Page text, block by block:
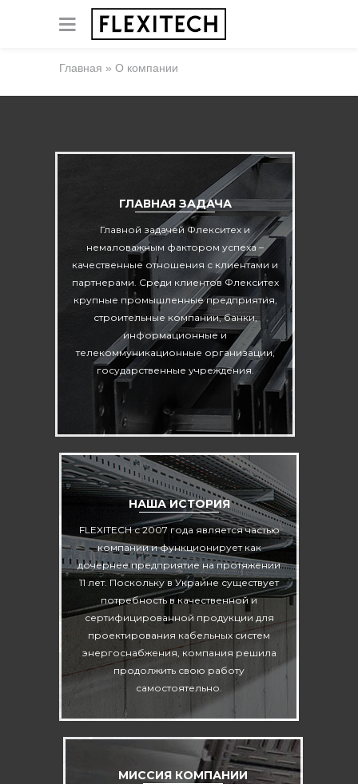
Главная » О компании
ГЛАВНАЯ ЗАДАЧА
Главной задачей Флекситех и
немаловажным фактором успеха –
качественные отношения с клиентами и
партнерами. Среди клиентов Флекситех
крупные промышленные предприятия,
строительные компании, банки,
информационные и
телекоммуникационные организации,
государственные учреждения.
НАША ИСТОРИЯ
FLEXITECH с 2007 года является частью
компании и функционирует как
дочернее предприятие на протяжении
11 лет. Поскольку в Украине существует
потребность в качественной и
сертифицированной продукции для
проектирования кабельных систем
энергоснабжения, компания решила
продолжить свою работу
самостоятельно.
МИССИЯ КОМПАНИИ